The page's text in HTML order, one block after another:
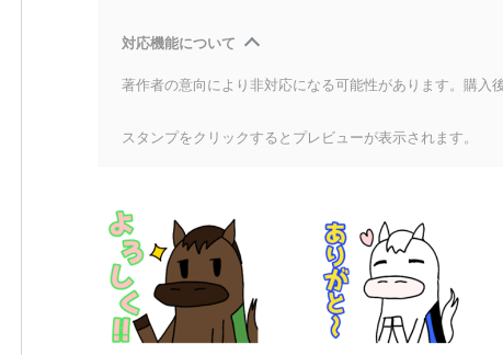
対応機能について
著作者の意向により非対応になる可能性があります。購入
スタンプをクリックするとプレビューが表示されます。